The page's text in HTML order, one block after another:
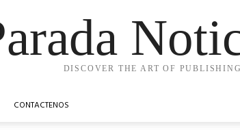
DISCOVER THE ART OF PUBLISHING
CONTACTENOS